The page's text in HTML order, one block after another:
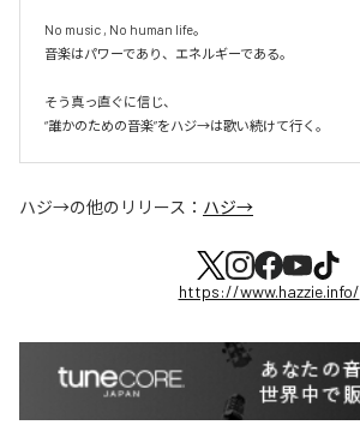
No music , No human life。
音楽はパワーであり、エネルギーである。
そう真っ直ぐに信じ、
ハジ→の他のリリース： ハジ→
https://www.hazzie.info/